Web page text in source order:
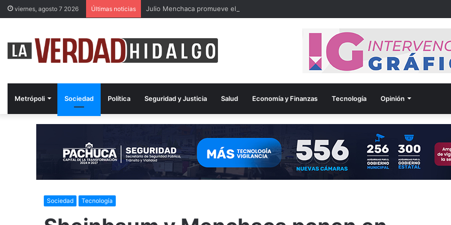
viernes, agosto 7 2026 Últimas noticias Julio Menchaca promueve el bienestar integral de los adultos mayores
Metrópoli Sociedad Política Seguridad y Justicia Salud Economía y Finanzas Tecnología Opinión
Sociedad Tecnología